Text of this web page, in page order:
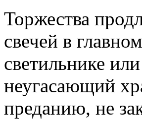
Торжества
свечей в
светильнике
неугасающий
преданию, не